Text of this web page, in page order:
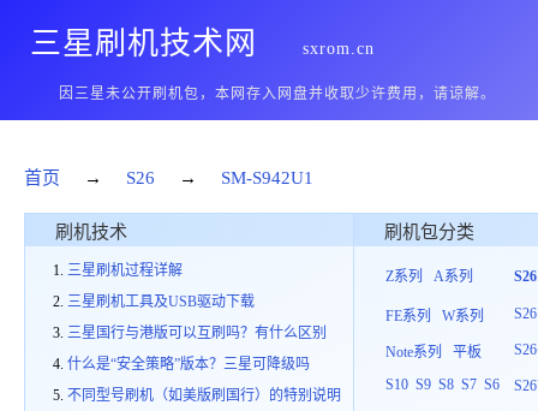
三星刷机技术网 sxrom.cn
因三星未公开刷机包，本网存入网盘并收取少许费用，请谅解。
首页 → S26 → SM-S942U1
刷机技术
三星刷机过程详解
三星刷机工具及USB驱动下载
三星国行与港版可以互刷吗？有什么区别
什么是“安全策略”版本？三星可降级吗
不同型号刷机（如美版刷国行）的特别说明
刷机包分类
Z系列 A系列
FE系列 W系列
Note系列
平板
S10 S9 S8 S7 S6
S26